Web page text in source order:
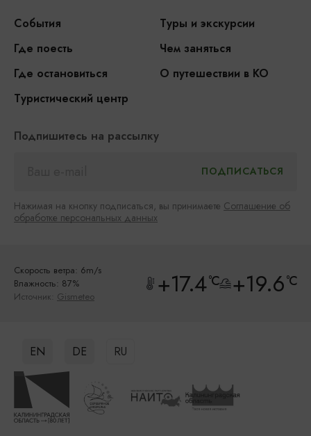
События
Туры и экскурсии
Где поесть
Чем заняться
Где остановиться
О путешествии в КО
Туристический центр
Подпишитесь на рассылку
Нажимая на кнопку подписаться, вы принимаете Соглашение об
обработке персональных данных
Скорость ветра: 6m/s
Влажность: 87%
Источник: Gismeteo +17.4°C +19.6°C
EN DE RU